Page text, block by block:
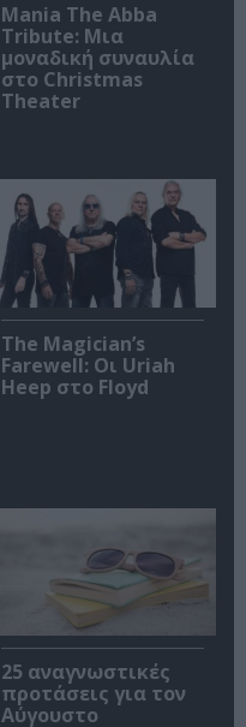
Mania The Abba
Tribute: Μια
μοναδική συναυλία
στο Christmas
Theater
The Magician’s
Farewell: Οι Uriah
Heep στο Floyd
25 αναγνωστικές
προτάσεις για τον
Αύγουστο